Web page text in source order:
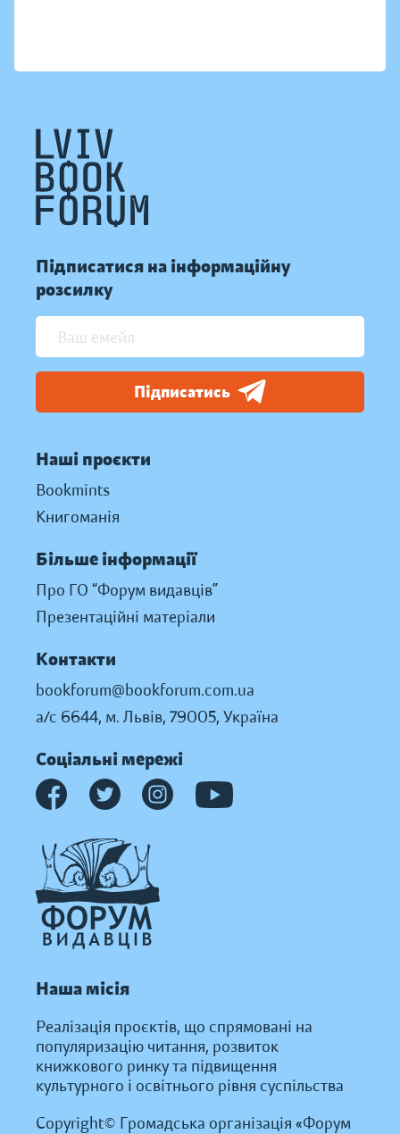
Підписатися на інформаційну
розсилку
Підписатись
Наші проєкти
Bookmints
Книгоманія
Більше інформації
Про ГО “Форум видавців”
Презентаційні матеріали
Контакти
bookforum@bookforum.com.ua
а/с 6644, м. Львів, 79005, Україна
Соціальні мережі
Наша місія
Реалізація проєктів, що спрямовані на
популяризацію читання, розвиток
книжкового ринку та підвищення
культурного і освітнього рівня суспільства
Copyright© Громадська організація «Форум